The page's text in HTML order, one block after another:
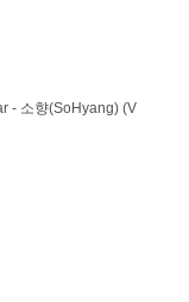
- 소향(SoHyang) (V